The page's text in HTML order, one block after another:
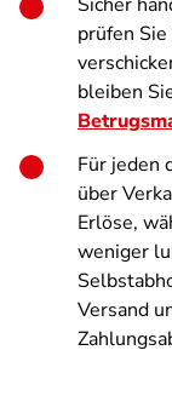
prüfen
bleiben
Für jeden
über
Erlöse,
weniger
Versand